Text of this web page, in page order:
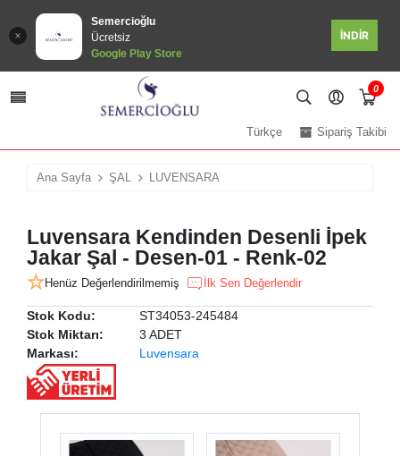
Semercioğlu
Ücretsiz
Google Play Store
İNDİR
0
Sipariş Takibi
Türkçe
Ana Sayfa ŞAL LUVENSARA
Luvensara Kendinden Desenli İpek
Jakar Şal - Desen-01 - Renk-02
Henüz Değerlendirilmemiş İlk Sen Değerlendir
Stok Kodu:
ST34053-245484
Stok Miktarı:
3 ADET
Markası:
Luvensara